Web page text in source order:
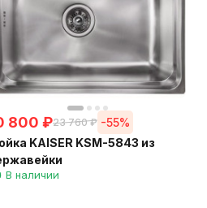
800 ₽23 760 ₽ -55%
KAISER KSM-5843 из
В наличии